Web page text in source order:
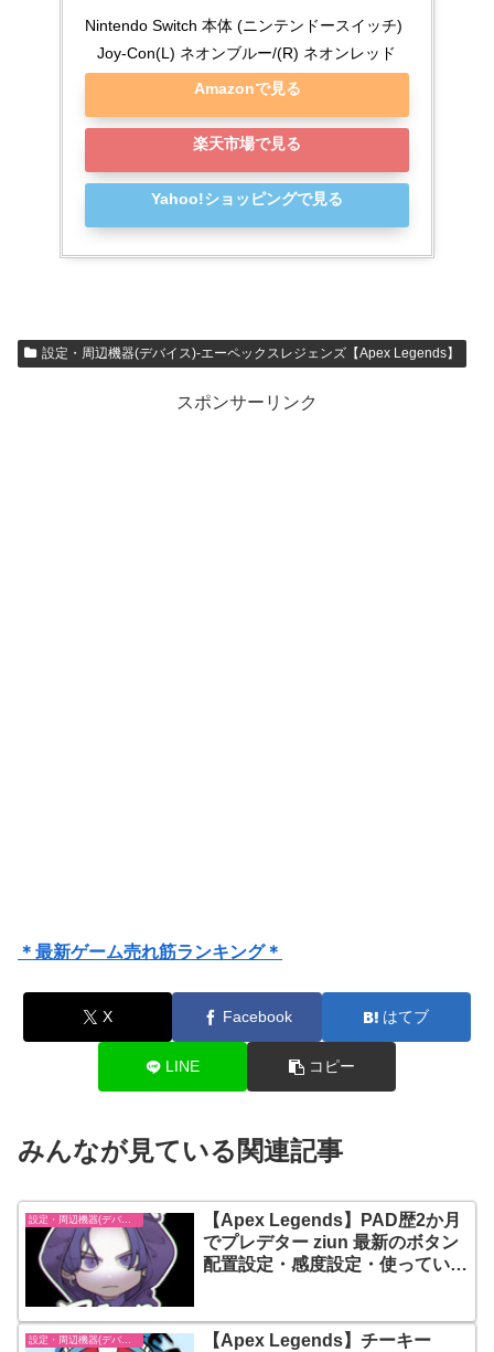
Nintendo Switch 本体 (ニンテンドースイッチ)
Joy-Con(L) ネオンブルー/(R) ネオンレッド
Amazonで見る
楽天市場で見る
Yahoo!ショッピングで見る
設定・周辺機器(デバイス)-エーペックスレジェンズ【Apex Legends】
スポンサーリンク
＊最新ゲーム売れ筋ランキング＊
X Facebook はてブ
LINE コピー
みんなが見ている関連記事
【Apex Legends】PAD歴2か月
でプレデター ziun 最新のボタン
配置設定・感度設定・使っている
設定・周辺機器(デバイス)-エーペックスレジェンズ【Apex Legends】
【Apex Legends】チーキー